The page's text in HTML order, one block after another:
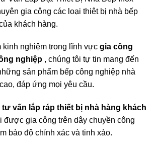
gia công các loại thiêt bị nhà bếp
khách hàng.
kinh nghiệm trong lĩnh vực gia công
nghiệp , chúng tôi tự tin mang đến
sản phẩm bếp công nghiệp nhà
đáp ứng mọi yêu cầu.
tư vấn lắp ráp thiết bị nhà hàng khách
được gia công trên dây chuyền công
bảo độ chính xác và tinh xảo.